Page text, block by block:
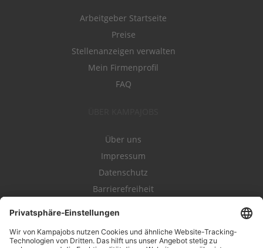
Arbeitgeber Startseite
Preise
Stellenanzeigen verwalten
Mein Firmenprofil
FAQ
Über uns
Impressum
Datenschutz
Barrierefreiheit
Kampahire